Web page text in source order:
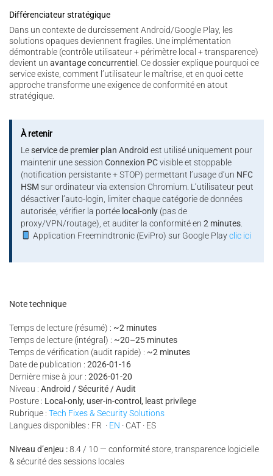
Différenciateur stratégique
Dans un contexte de durcissement Android/Google Play, les
solutions opaques deviennent fragiles. Une implémentation
démontrable (contrôle utilisateur + périmètre local + transparence)
devient un avantage concurrentiel . Ce dossier explique pourquoi ce
service existe, comment l’utilisateur le maîtrise, et en quoi cette
approche transforme une exigence de conformité en atout
stratégique.
À retenir
Leservice de premier plan Android est utilisé uniquement pour
maintenir une sessionConnexion PCvisible et stoppable
(notification persistante + STOP) permettant l’usage d’un NFC
HSM sur ordinateur via extension Chromium. L’utilisateur peut
désactiver l’auto-login, limiter chaque catégorie de données
autorisée, vérifier la portée local-only (pas de
proxy/VPN/routage), et auditer la conformité en2 minutes.
Application Freemindtronic (EviPro) sur Google Playclic ici
Note technique
Temps de lecture (résumé) : ~2 minutes
Temps de lecture (intégral) : ~20–25 minutes
Temps de vérification (audit rapide) : ~2 minutes
Date de publication : 2026-01-16
Dernière mise à jour : 2026-01-20
Niveau : Android / Sécurité / Audit
Posture : Local-only, user-in-control, least privilege
Rubrique : Tech Fixes & Security Solutions
Langues disponibles : FR · EN · CAT · ES
Niveau d’enjeu :8.4 / 10 — conformité store, transparence logicielle
& sécurité des sessions locales